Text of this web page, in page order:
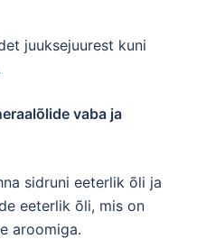
juuksejuurest kuni
vaba ja
sidruni eeterlik õli ja
eeterlik õli, mis on
aroomiga.